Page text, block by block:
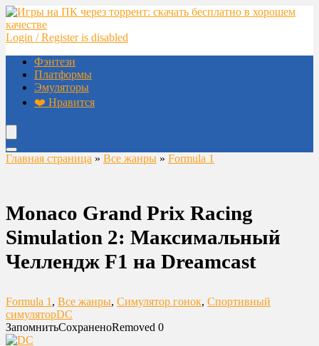
Login / Register is disabled
Фэнтези
Платформы
Эмуляторы
❤️ Нравится
Главная страница » Все жанры » Formula 1
Monaco Grand Prix Racing
Simulation 2: Максимальный
Челлендж F1 на Dreamcast
Formula 1 , Все жанры, Симулятор гонок, Спортивный
симуляторDC
ЗапомнитьСохраненоRemoved 0